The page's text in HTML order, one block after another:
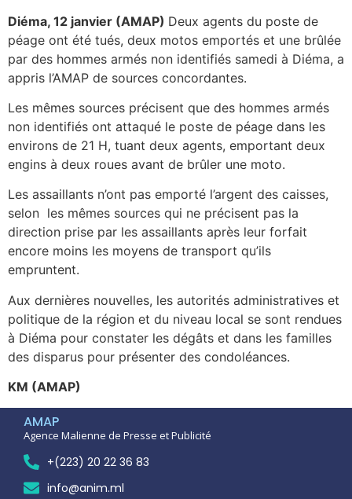
Diéma, 12 janvier (AMAP) Deux agents du poste de
péage ont été tués, deux motos emportés et une brûlée
par des hommes armés non identifiés samedi à Diéma, a
appris l’AMAP de sources concordantes.
Les mêmes sources précisent que des hommes armés
non identifiés ont attaqué le poste de péage dans les
environs de 21 H, tuant deux agents, emportant deux
engins à deux roues avant de brûler une moto.
Les assaillants n’ont pas emporté l’argent des caisses,
selon les mêmes sources qui ne précisent pas la
direction prise par les assaillants après leur forfait
encore moins les moyens de transport qu’ils
empruntent.
Aux dernières nouvelles, les autorités administratives et
politique de la région et du niveau local se sont rendues
à Diéma pour constater les dégâts et dans les familles
des disparus pour présenter des condoléances.
KM (AMAP)
AMAP
Agence Malienne de Presse et Publicité
+(223) 20 22 36 83
info@anim.ml